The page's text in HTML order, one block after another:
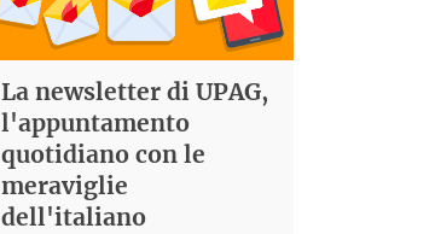
La newsletter di UPAG,
l'appuntamento
quotidiano con le
meraviglie
dell'italiano